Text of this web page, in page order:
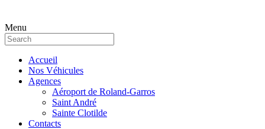
Menu
Accueil
Nos Véhicules
Agences
Aéroport de Roland-Garros
Saint André
Sainte Clotilde
Contacts